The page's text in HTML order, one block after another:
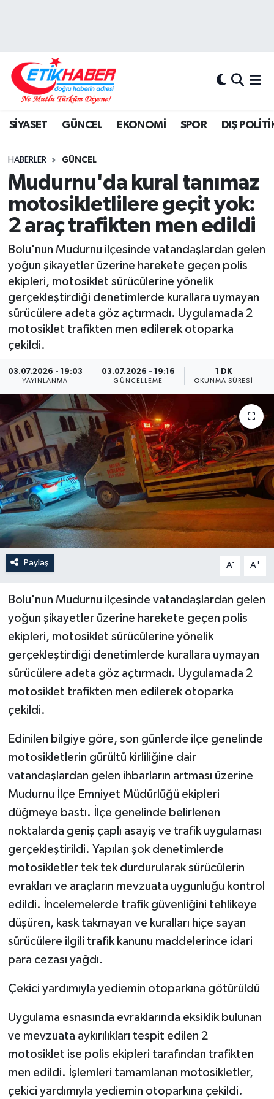
SİYASET GÜNCEL EKONOMİ SPOR DIŞ
HABERLER GÜNCEL
Mudurnu'da kural tanımaz
motosikletlilere geçit yok:
2 araç trafikten men edildi
Bolu'nun Mudurnu ilçesinde vatandaşlardan gelen
yoğun şikayetler üzerine harekete geçen polis
ekipleri, motosiklet sürücülerine yönelik
gerçekleştirdiği denetimlerde kurallara uymayan
sürücülere adeta göz açtırmadı. Uygulamada 2
motosiklet trafikten men edilerek otoparka
çekildi.
03.07.2026 - 19:03
YAYINLANMA
03.07.2026 - 19:16
GÜNCELLEME
1 DK
OKUNMA SÜRESI
Paylaş A- A+
Bolu'nun Mudurnu ilçesinde vatandaşlardan gelen
yoğun şikayetler üzerine harekete geçen polis
ekipleri, motosiklet sürücülerine yönelik
gerçekleştirdiği denetimlerde kurallara uymayan
sürücülere adeta göz açtırmadı. Uygulamada 2
motosiklet trafikten men edilerek otoparka
çekildi.
Edinilen bilgiye göre, son günlerde ilçe genelinde
motosikletlerin gürültü kirliliğine dair
vatandaşlardan gelen ihbarların artması üzerine
Mudurnu İlçe Emniyet Müdürlüğü ekipleri
düğmeye bastı. İlçe genelinde belirlenen
noktalarda geniş çaplı asayiş ve trafik uygulaması
gerçekleştirildi. Yapılan şok denetimlerde
motosikletler tek tek durdurularak sürücülerin
evrakları ve araçların mevzuata uygunluğu kontrol
edildi. İncelemelerde trafik güvenliğini tehlikeye
düşüren, kask takmayan ve kuralları hiçe sayan
sürücülere ilgili trafik kanunu maddelerince idari
para cezası yağdı.
Çekici yardımıyla yediemin otoparkına götürüldü
Uygulama esnasında evraklarında eksiklik bulunan
ve mevzuata aykırılıkları tespit edilen 2
motosiklet ise polis ekipleri tarafından trafikten
men edildi. İşlemleri tamamlanan motosikletler,
çekici yardımıyla yediemin otoparkına çekildi.
DIŞ POLİTİKA
KÖŞE YAZILARI
KÜLTÜR-SANAT-MAGAZİN
MEDYA
ÖZEL HABER
RÖPORTAJLAR
GÜNCEL
SPOR
YAŞAM
Yerel
Hava Durumu
Tüm Manşetler
Son Dakika Haberleri
Haber Arşivi